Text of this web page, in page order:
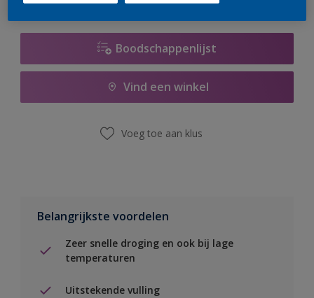
Boodschappenlijst
Vind een winkel
Voeg toe aan klus
Belangrijkste voordelen
Zeer snelle droging en ook bij lage
temperaturen
Uitstekende vulling